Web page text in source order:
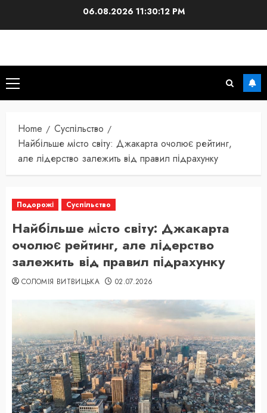
06.08.2026 11:30:13 PM
Primary
Menu
Home
Суспільство
Найбільше місто світу: Джакарта очолює рейтинг,
але лідерство залежить від правил підрахунку
Подорожі Суспільство
Найбільше місто світу: Джакарта
очолює рейтинг, але лідерство
залежить від правил підрахунку
СОЛОМІЯ ВИТВИЦЬКА 02.07.2026